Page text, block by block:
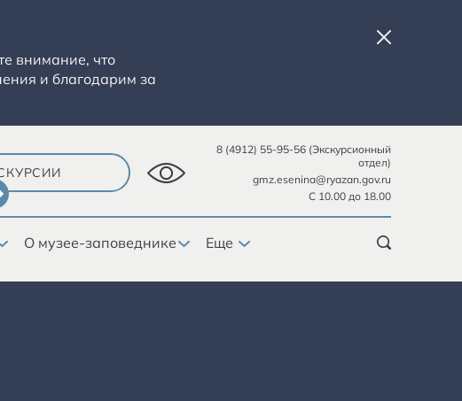
внимание, что
и благодарим за
8 (4912) 55-95-56 (Экскурсионный
отдел)
gmz.esenina@ryazan.gov.ru
С 10.00 до 18.00
О музее-заповеднике Еще